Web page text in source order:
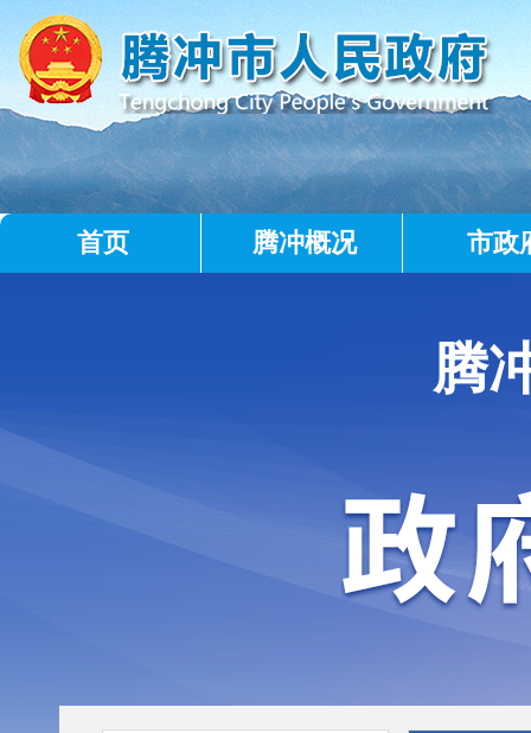
首页 腾冲概况 市政
腾